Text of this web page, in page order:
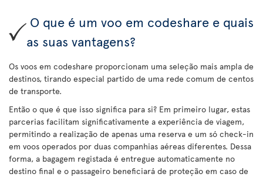
O que é um voo em codeshare e quais
as suas vantagens?
Os voos em codeshare proporcionam uma seleção mais ampla de
destinos, tirando especial partido de uma rede comum de centos
de transporte.
Então o que é que isso significa para si? Em primeiro lugar, estas
parcerias facilitam significativamente a experiência de viagem,
permitindo a realização de apenas uma reserva e um só check-in
em voos operados por duas companhias aéreas diferentes. Dessa
forma, a bagagem registada é entregue automaticamente no
destino final e o passageiro beneficiará de proteção em caso de